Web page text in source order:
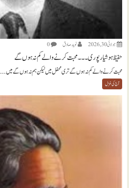
جولائی 30, 2026 نويد صادق 0
حفیظ ہوشیارپوری ۔۔۔ محبت کرنے والے کم نہ ہوں گے
محبت کرنے والے کم نہ ہوں گے تری محفل میں لیکن ہم نہ ہوں گے میں...
آج کی غزل